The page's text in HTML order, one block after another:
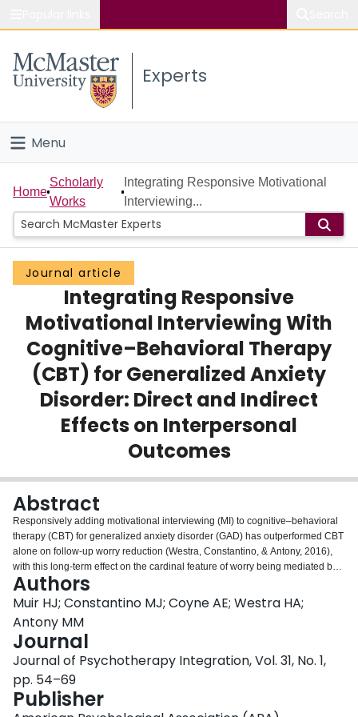
Study
Connect
Experts
Menu
Home
People
Groups
Scholarly Works
About
Login
Home
Scholarly
Works
Integrating Responsive Motivational
Interviewing...
Journal article
Integrating Responsive
Motivational Interviewing With
Cognitive–Behavioral Therapy
(CBT) for Generalized Anxiety
Disorder: Direct and Indirect
Effects on Interpersonal
Outcomes
Abstract
Responsively adding motivational interviewing (MI) to cognitive–behavioral
therapy (CBT) for generalized anxiety disorder (GAD) has outperformed CBT
alone on follow-up worry reduction (Westra, Constantino, & Antony, 2016),
with this long-term effect on the cardinal feature of worry being mediated by
less patient midtreatment resistance in MI-CBT (Constantino, Westra, Antony,
& Coyne, 2019). Insofar as GAD can also be marked by interpersonal
problems of nonassertiveness and over accommodation, we tested these
same direct and indirect effects on these diagnostically salient interpersonal
outcomes. Eighty-five patients with GAD were randomly assigned to brief MI-
CBT or CBT. Patients completed a measure of interpersonal problems
throughout treatment and across 12-month follow-up. Coders rated patient
resistance at a midtreatment session. As expected, and consistent with the
previously tested worry outcome, structural equation models showed
Authors
Muir HJ; Constantino MJ; Coyne AE; Westra HA;
Antony MM
Journal
Journal of Psychotherapy Integration, Vol. 31, No. 1,
pp. 54–69
Publisher